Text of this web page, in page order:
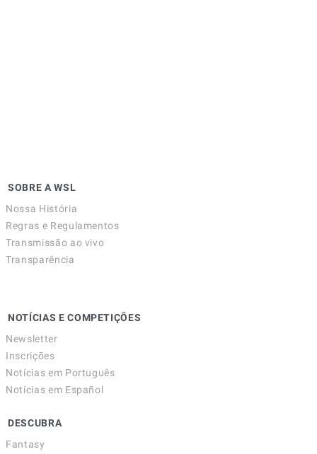
SOBRE A WSL
Nossa História
Regras e Regulamentos
Transmissão ao vivo
Transparência
NOTÍCIAS E COMPETIÇÕES
Newsletter
Inscrições
Notícias em Português
Notícias em Español
DESCUBRA
Fantasy